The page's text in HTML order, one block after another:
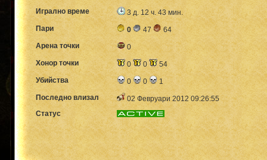
Игрално време
3 д. 12 ч. 43 мин.
Пари
0 47
64
Арена точки
0
Хонор точки
0 0
54
Убийства
0 0
1
Последно влизал
02 Февруари 2012 09:26:55
Статус